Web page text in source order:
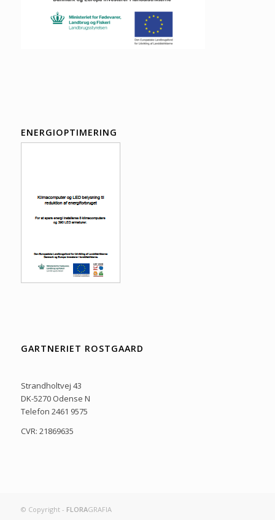
ENERGIOPTIMERING
GARTNERIET ROSTGAARD
Strandholtvej 43
DK-5270 Odense N
Telefon 2461 9575
CVR: 21869635
© Copyright - FLORAGRAFIA